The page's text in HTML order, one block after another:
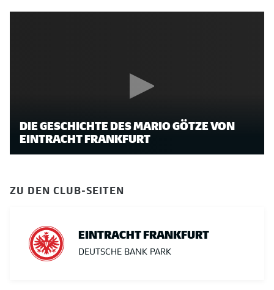
DIE GESCHICHTE DES MARIO GÖTZE VON
EINTRACHT FRANKFURT
ZU DEN CLUB-SEITEN
EINTRACHT FRANKFURT
DEUTSCHE BANK PARK